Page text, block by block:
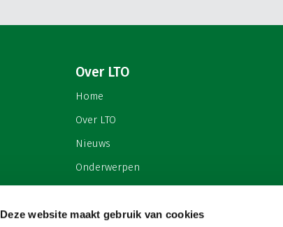
Deze website maakt gebruik van cookies
Over LTO
Home
Over LTO
Nieuws
Onderwerpen
Contact